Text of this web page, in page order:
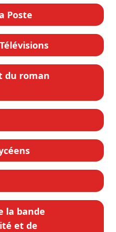
Poste
du roman
la bande
et de